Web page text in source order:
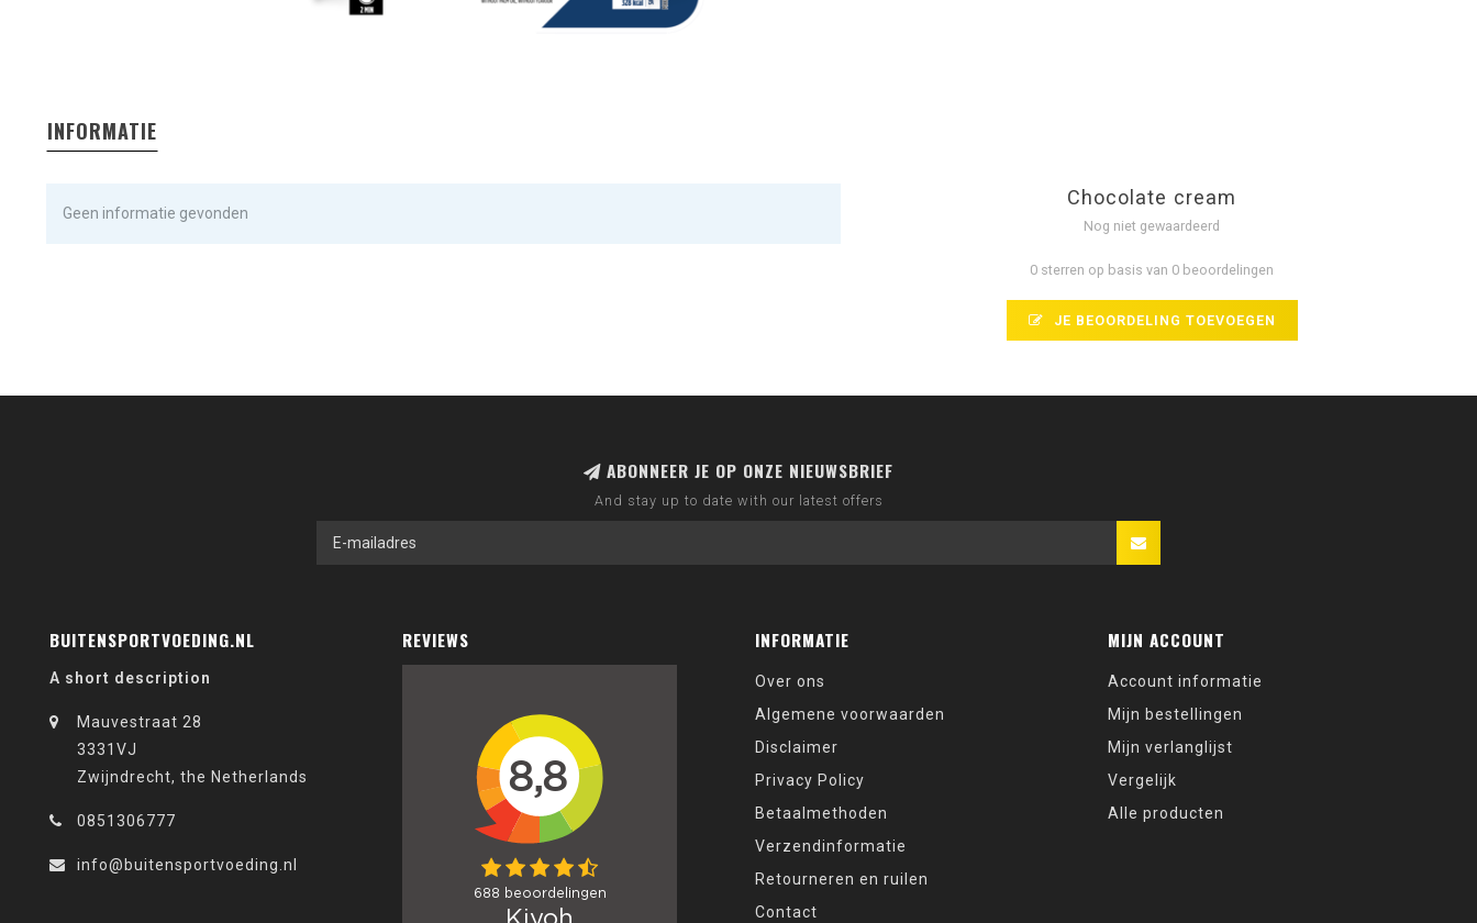
INFORMATIE
Geen informatie gevonden
Chocolate cream
Nog niet gewaardeerd
0 sterren op basis van 0 beoordelingen
JE BEOORDELING TOEVOEGEN
ABONNEER JE OP ONZE NIEUWSBRIEF
And stay up to date with our latest offers
BUITENSPORTVOEDING.NL
A short description
Mauvestraat 28
3331VJ
Zwijndrecht, the Netherlands
0851306777
info@buitensportvoeding.nl
REVIEWS INFORMATIE
Over ons
Algemene voorwaarden
Disclaimer
Privacy Policy
Betaalmethoden
Verzendinformatie
Retourneren en ruilen
Contact
MIJN ACCOUNT
Account informatie
Mijn bestellingen
Mijn verlanglijst
Vergelijk
Alle producten